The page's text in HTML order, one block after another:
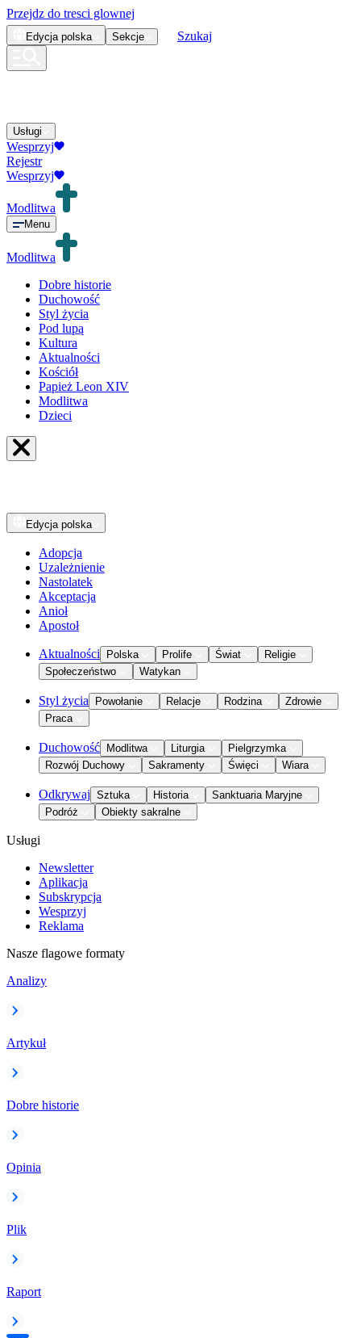
Przejdz do tresci glownej
Edycja polska Sekcje Szukaj
Usługi
Wesprzyj
Rejestr
Wesprzyj
Modlitwa
Menu
Modlitwa
Dobre historie
Duchowość
Styl życia
Pod lupą
Kultura
Aktualności
Kościół
Papież Leon XIV
Modlitwa
Dzieci
Edycja polska
Adopcja
Uzależnienie
Nastolatek
Akceptacja
Anioł
Apostoł
Aktualności Polska Prolife Świat
Religie
Społeczeństwo
Watykan
Styl życia Powołanie Relacje Rodzina
Zdrowie
Praca
Duchowość Modlitwa Liturgia
Pielgrzymka
Rozwój Duchowy
Sakramenty Święci Wiara
Odkrywaj Sztuka Historia
Sanktuaria Maryjne
Podróż
Obiekty sakralne
Usługi
Newsletter
Aplikacja
Subskrypcja
Wesprzyj
Reklama
Nasze flagowe formaty
Analizy
Artykuł
Dobre historie
Opinia
Plik
Raport